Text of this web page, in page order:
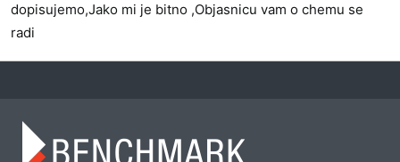
dopisujemo,Jako mi je bitno ,Objasnicu vam o chemu se
radi